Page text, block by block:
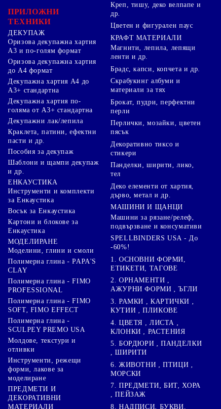
ПРИЛОЖНИ
ТЕХНИКИ
ДЕКУПАЖ
Оризова декупажна хартия
А3 и по-голям формат
Оризова декупажна хартия
до А4 формат
Декупажна хартия А4 до
А3+ стандартна
Декупажна хартия по-
голяма от А3+ стандартна
Декупажни лак/лепила
Краклета, патини, ефектни
пасти и др.
Пособия за декупаж
Шаблони и щампи декупаж
и др.
ЕНКАУСТИКА
Инструменти и комплекти
за Енкаустика
Восък за Енкаустика
Картони и блокове за
Енкаустика
МОДЕЛИРАНЕ
Моделини, глини и смоли
Полимерна глина - PAPA'S
CLAY
Полимерна глина - FIMO
PROFESSIONAL
Полимерна глина - FIMO
SOFT, FIMO EFFECT
Полимерна глина -
SCULPEY PREMO USA
Молдове, текстури и
отливки
Инструменти, режещи
форми, лакове за
моделиране
ПРЕДМЕТИ И
ДЕКОРАТИВНИ
МАТЕРИАЛИ
Креп, тишу, деко велпапе и
др.
Цветен и фигурален паус
КРАФТ МАТЕРИАЛИ
Магнити, лепила, лепящи
ленти и др.
Брадс, капси, копчета и др.
Скрабукинг албуми и
материали за тях
Брокат, пудри, перфектни
перли
Перлички, мозайки, цветен
пясък
Декоративно тиксо и
стикери
Панделки, ширити, лико,
тел
Деко елементи от хартия,
дърво, метал и др.
МАШИНИ И ЩАНЦИ
Машини за рязане/релеф,
подвързване и консумативи
SPELLBINDERS USA - До
-60%!
1. ОСНОВНИ ФОРМИ,
ЕТИКЕТИ, ТАГОВЕ
2. ОРНАМЕНТИ ,
АЖУРНИ ФОРМИ , ЪГЛИ
3. РАМКИ , КАРТИЧКИ ,
КУТИИ , ПЛИКОВЕ
4. ЦВЕТЯ , ЛИСТА ,
КЛОНКИ , РАСТЕНИЯ
5. БОРДЮРИ , ПАНДЕЛКИ
, ШИРИТИ
6. ЖИВОТНИ , ПТИЦИ ,
МОРСКИ
7. ПРЕДМЕТИ, БИТ, ХОРА
, ПЕЙЗАЖ
8. НАДПИСИ, БУКВИ,